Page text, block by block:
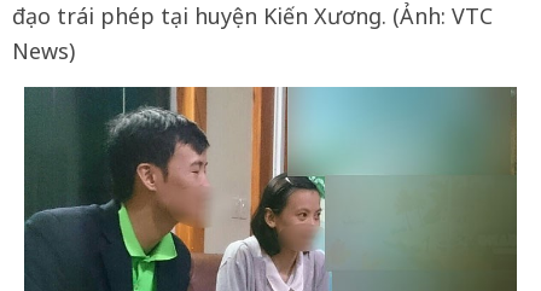
đạo trái phép tại huyện Kiến Xương. (Ảnh: VTC
News)